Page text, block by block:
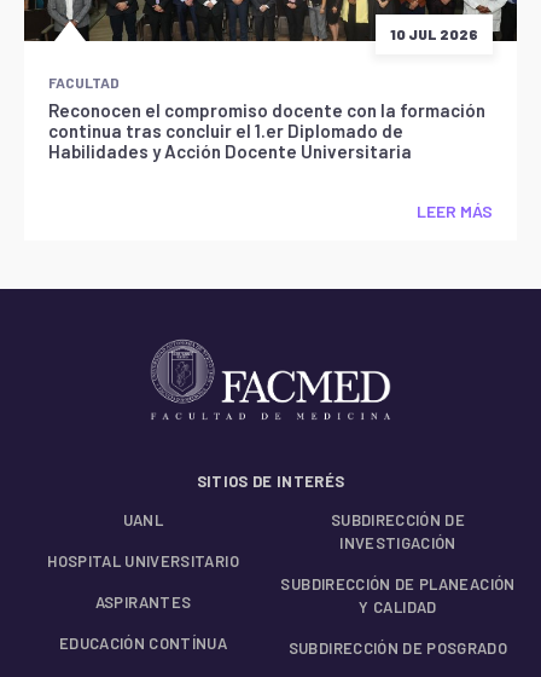
10 JUL 2026
FACULTAD
Reconocen el compromiso docente con la formación
continua tras concluir el 1.er Diplomado de
Habilidades y Acción Docente Universitaria
LEER MÁS
SITIOS DE INTERÉS
UANL
HOSPITAL UNIVERSITARIO
ASPIRANTES
EDUCACIÓN CONTÍNUA
SUBDIRECCIÓN DE
INVESTIGACIÓN
SUBDIRECCIÓN DE PLANEACIÓN
Y CALIDAD
SUBDIRECCIÓN DE POSGRADO